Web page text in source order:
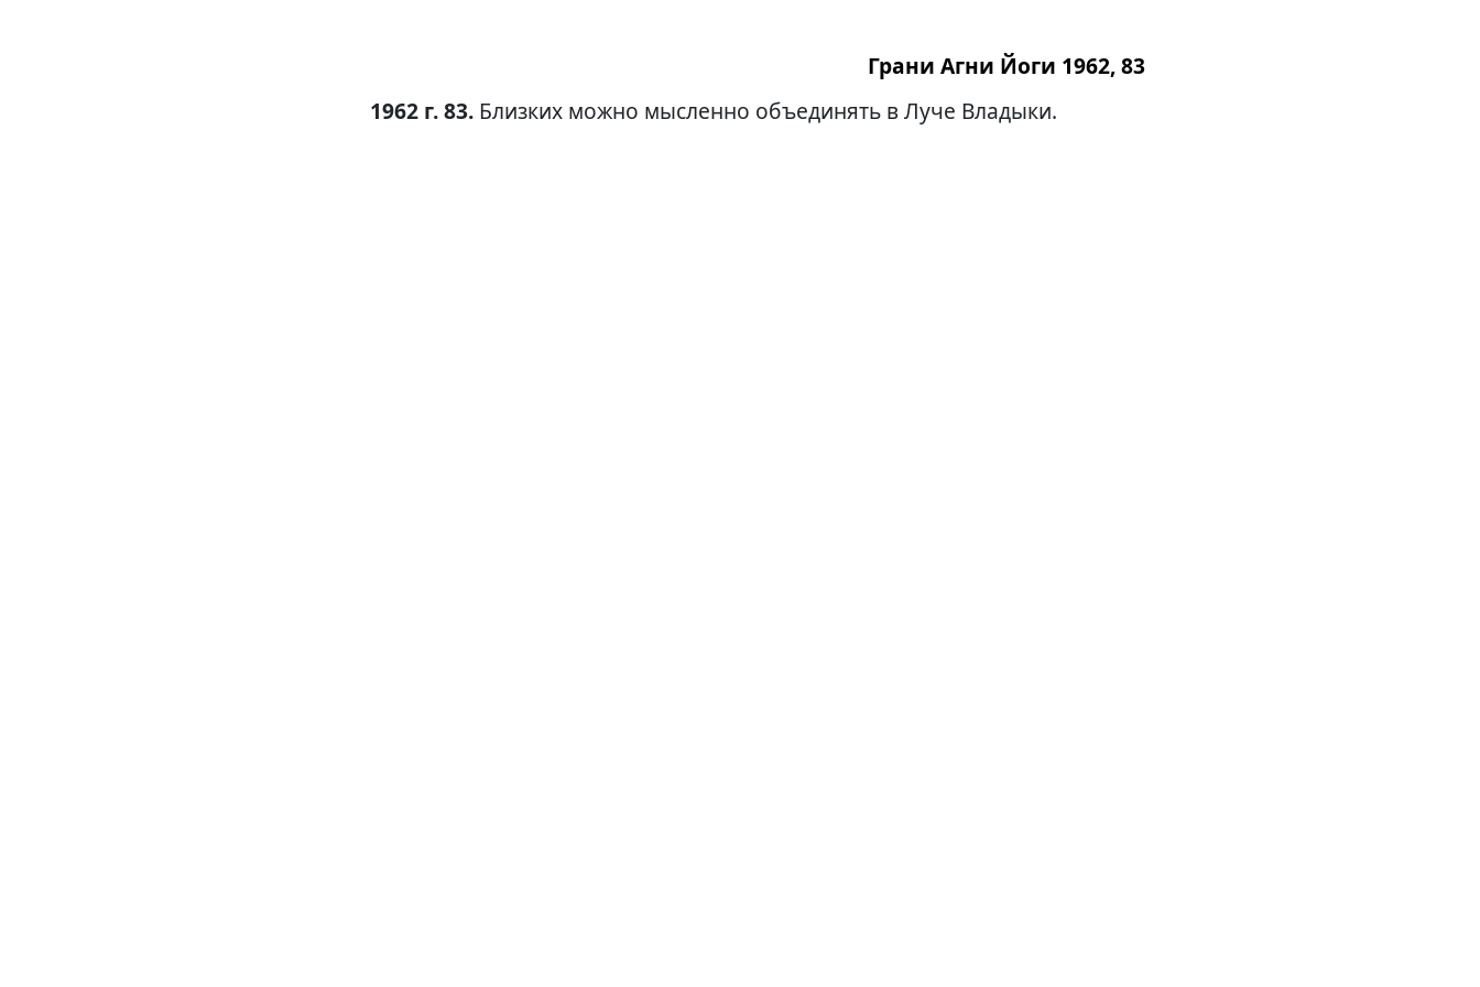
Грани Агни Йоги 1962, 83
1962 г. 83. Близких можно мысленно объединять в Луче Владыки.